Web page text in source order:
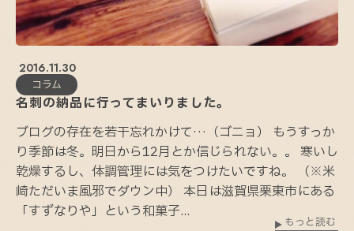
名刺の納品に行ってまいりました。
2016.11.30
コラム
ブログの存在を若干忘れかけて…（ゴニョ） もうすっか
り季節は冬。明日から12月とか信じられない。。 寒いし
乾燥するし、体調管理には気をつけたいですね。 （※米
崎ただいま風邪でダウン中） 本日は滋賀県栗東市にある
「すずなりや」という和菓子...
もっと読む